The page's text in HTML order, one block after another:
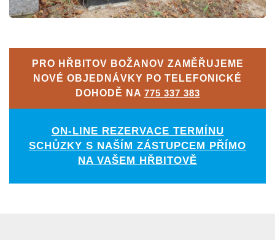
PRO HŘBITOV BOŽANOV ZAMĚŘUJEME
NOVÉ OBJEDNÁVKY PO TELEFONICKÉ
DOHODĚ NA 775 337 383
ON-LINE REZERVACE TERMÍNU
SCHŮZKY S NAŠÍM ZÁSTUPCEM PŘÍMO
NA VAŠEM HŘBITOVĚ